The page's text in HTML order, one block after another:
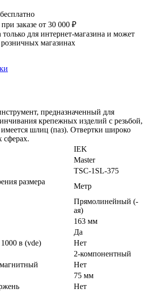
заказе от 30 000 ₽
для интернет-магазина и может
магазинах
предназначенный для
крепежных изделий с резьбой,
шлиц (паз). Отвертки широко
сферах.
IEK
Master
TSC-1SL-375
размера
Метр
Прямолинейный (-
ая)
163 мм
Да
в (vde)
Нет
2-компонентный
Нет
75 мм
Нет